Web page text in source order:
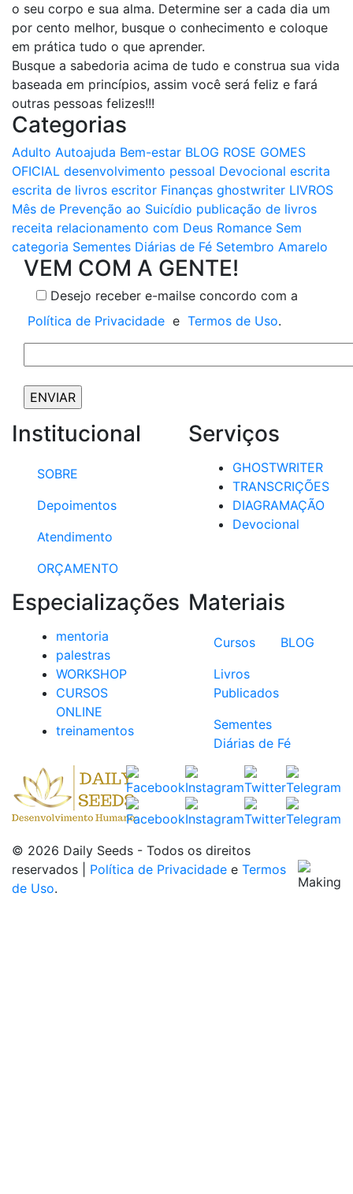
o seu corpo e sua alma. Determine ser a cada dia um
por cento melhor, busque o conhecimento e coloque
em prática tudo o que aprender.
Busque a sabedoria acima de tudo e construa sua vida
baseada em princípios, assim você será feliz e fará
outras pessoas felizes!!!
Categorias
Adulto Autoajuda Bem-estar BLOG ROSE GOMES
OFICIAL desenvolvimento pessoal Devocional escrita
escrita de livros escritor Finanças ghostwriter LIVROS
Mês de Prevenção ao Suicídio publicação de livros
receita relacionamento com Deus Romance Sem
categoria Sementes Diárias de Fé Setembro Amarelo
VEM COM A GENTE!
Desejo receber e-mailse concordo com a
Política de Privacidade e Termos de Uso.
Institucional
SOBRE
Depoimentos
Atendimento
ORÇAMENTO
Serviços
GHOSTWRITER
TRANSCRIÇÕES
DIAGRAMAÇÃO
Devocional
Especializações
mentoria
palestras
WORKSHOP
CURSOS
ONLINE
treinamentos
Materiais
Cursos
BLOG
Livros
Publicados
Sementes
Diárias de Fé
© 2026 Daily Seeds - Todos os direitos
reservados | Política de Privacidade e Termos
de Uso.